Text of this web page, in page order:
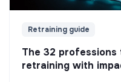
Retraining guide
The 32
retraining with